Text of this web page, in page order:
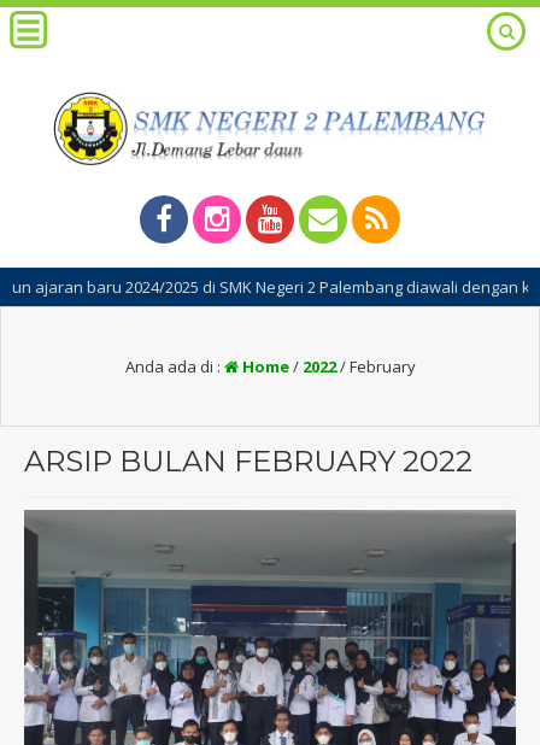
2024/2025 di SMK Negeri 2 Palembang diawali dengan kegiatan
Anda ada di : Home/ 2022/February
ARSIP BULAN FEBRUARY 2022